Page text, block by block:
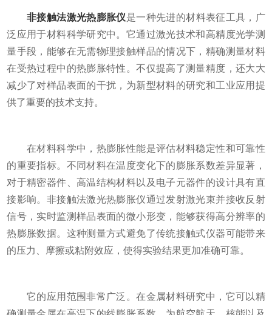
非接触法激光热膨胀仪是一种先进的材料表征工具，广
泛应用于材料科学研究中。它通过激光技术和高精度光学测
量手段，能够在无需物理接触样品的情况下，精确测量材料
在受热过程中的热膨胀特性。不仅提高了测量精度，还大大
减少了对样品表面的干扰，为新型材料的研究和工业应用提
供了重要的技术支持。
在材料科学中，热膨胀性能是评估材料稳定性和可靠性
的重要指标。不同材料在温度变化下的膨胀系数差异显著，
对于精密器件、高温结构材料以及电子元器件的设计具有直
接影响。非接触法激光热膨胀仪通过发射激光束并接收反射
信号，实时监测样品表面的微小形变，能够获得高分辨率的
热膨胀数据。这种测量方式避免了传统接触式仪器可能带来
的压力、摩擦或粘附效应，使得实验结果更加准确可靠。
它的应用范围非常广泛。在金属材料研究中，它可以精